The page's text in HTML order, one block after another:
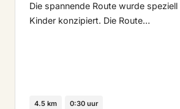
Die spannende Route wurde speziell
Kinder konzipiert. Die Route…
4.5 km 0:30 uur